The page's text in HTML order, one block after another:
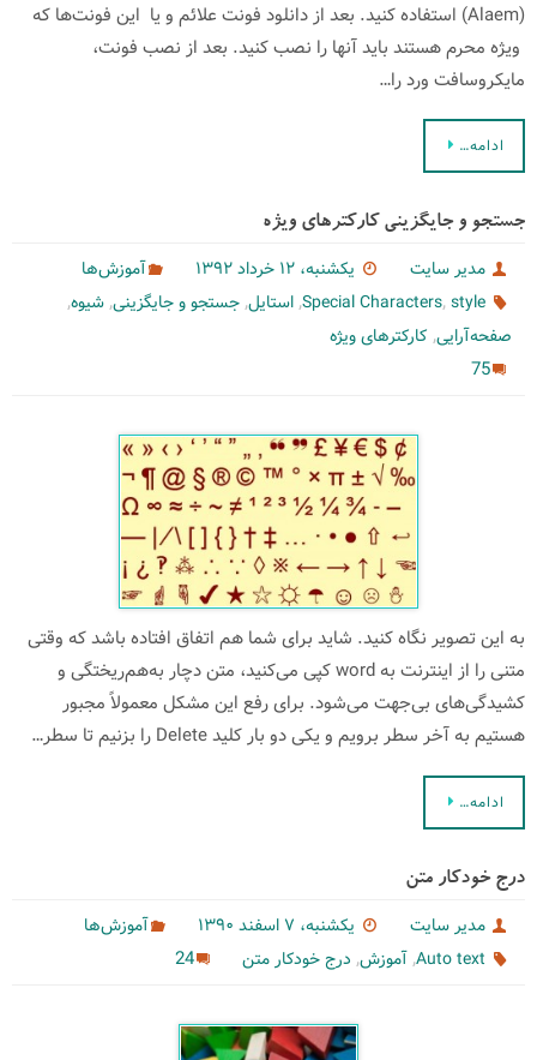
(Alaem) استفاده کنید. بعد از دانلود فونت علائم و یا این فونت‌ها که
ویژه محرم هستند باید آنها را نصب کنید. بعد از نصب فونت،
مایکروسافت ورد را…
ادامه…
جستجو و جایگزینی کارکترهای ویژه
مدیر سایت یکشنبه، ۱۲ خرداد ۱۳۹۲
آموزش‌ها
Special Characters,style
,استایل,جستجو و جایگزینی,شیوه,
صفحه‌آرایی, کارکترهای ویژه
75
به این تصویر نگاه کنید. شاید برای شما هم اتفاق افتاده باشد که وقتی
متنی را از اینترنت به word کپی می‌کنید، متن دچار به‌هم‌ریختگی و
کشیدگی‌های بی‌جهت می‌شود. برای رفع این مشکل معمولاً مجبور
هستیم به آخر سطر برویم و یکی دو بار کلید Delete را بزنیم تا سطر…
ادامه…
درج خودكار متن
مدیر سایت یکشنبه، ۷ اسفند ۱۳۹۰
آموزش‌ها
Auto text
,آموزش, درج خودكار متن 24